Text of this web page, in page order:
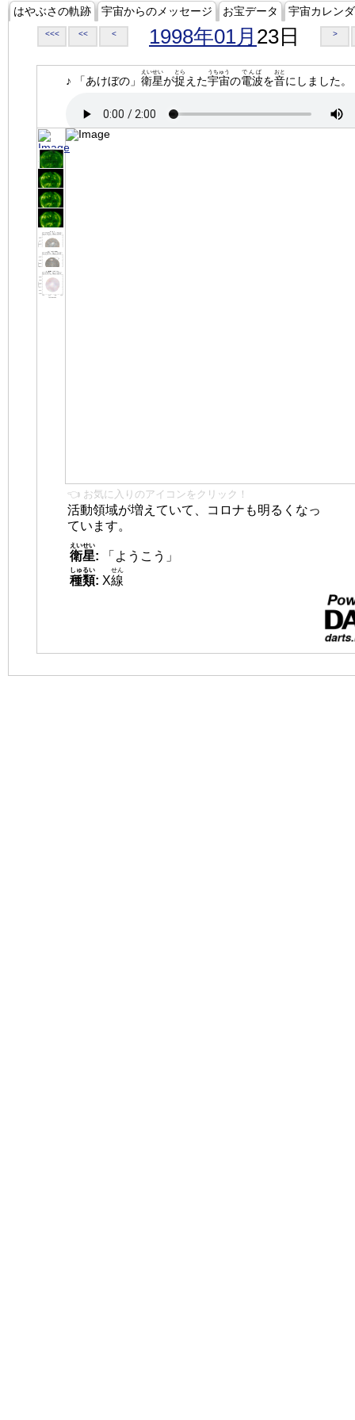
はやぶさの軌跡 宇宙からのメッセージ お宝データ 宇宙カレン
<<< << < 1998年01月 23日 >
♪ 「あけぼの」 衛星
えいせい
が捉
とら
えた宇宙
うちゅう
の電波
でんぱ
を音
おと
にしました。
👈 お気に入りのアイコンをクリック！
活動領域が増えていて、コロナも明るくなっ
ています。
衛星
えいせい
:
「ようこう」
種類
しゅるい
: X線
せん